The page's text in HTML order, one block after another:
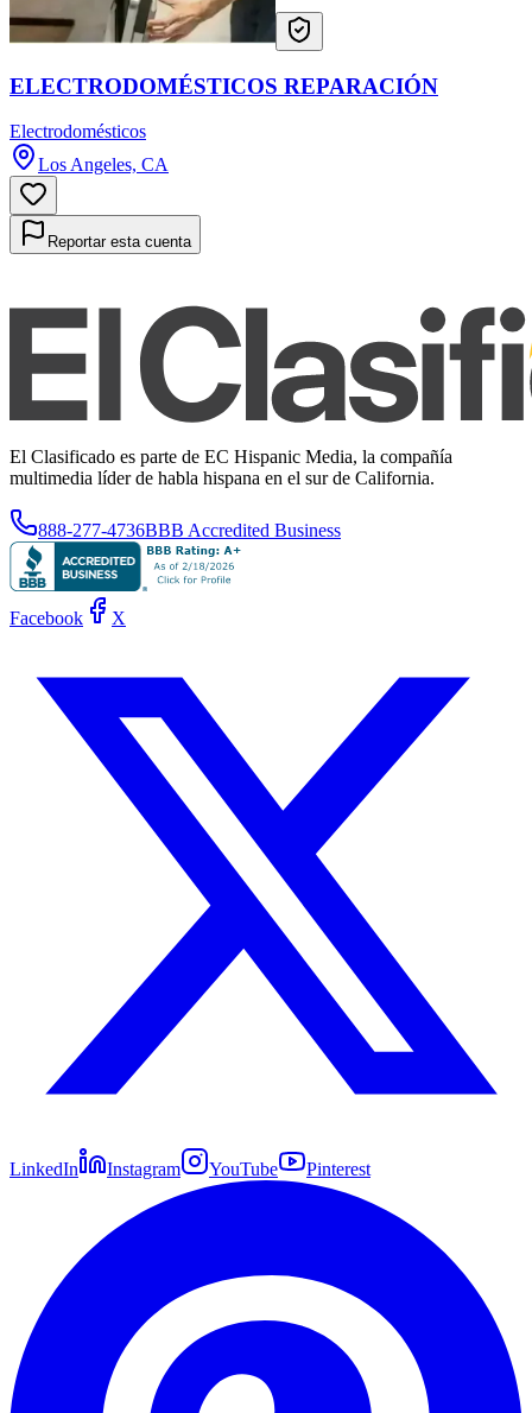
ELECTRODOMÉSTICOS REPARACIÓN
Electrodomésticos
Los Angeles, CA
Reportar esta cuenta
El Clasificado es parte de EC Hispanic Media, la compañía
multimedia líder de habla hispana en el sur de California.
888-277-4736BBB Accredited Business
Facebook X
LinkedIn Instagram YouTube Pinterest